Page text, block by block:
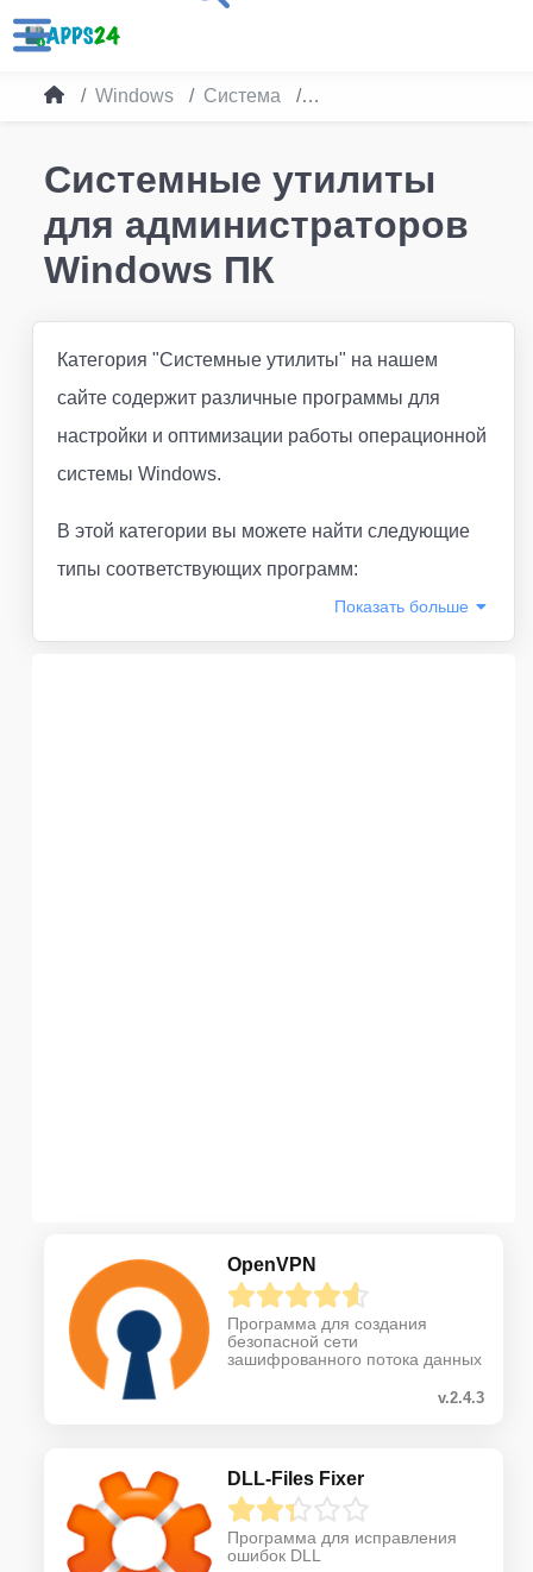
Windows Система Системные утилиты
Системные утилиты
для администраторов
Windows ПК
Категория "Системные утилиты" на нашем
сайте содержит различные программы для
настройки и оптимизации работы операционной
системы Windows.
В этой категории вы можете найти следующие
типы соответствующих программ:
Показать больше
OpenVPN
Программа для создания
безопасной сети
зашифрованного потока данных
v.2.4.3
DLL-Files Fixer
Программа для исправления
ошибок DLL